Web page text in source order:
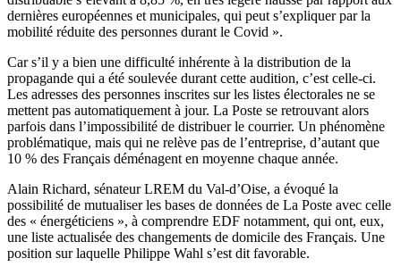
dernières européennes et municipales, qui peut s’expliquer par la
mobilité réduite des personnes durant le Covid ».
Car s’il y a bien une difficulté inhérente à la distribution de la
propagande qui a été soulevée durant cette audition, c’est celle-ci.
Les adresses des personnes inscrites sur les listes électorales ne se
mettent pas automatiquement à jour. La Poste se retrouvant alors
parfois dans l’impossibilité de distribuer le courrier. Un phénomène
problématique, mais qui ne relève pas de l’entreprise, d’autant que
10 % des Français déménagent en moyenne chaque année.
Alain Richard, sénateur LREM du Val-d’Oise, a évoqué la
possibilité de mutualiser les bases de données de La Poste avec celle
des « énergéticiens », à comprendre EDF notamment, qui ont, eux,
une liste actualisée des changements de domicile des Français. Une
position sur laquelle Philippe Wahl s’est dit favorable.